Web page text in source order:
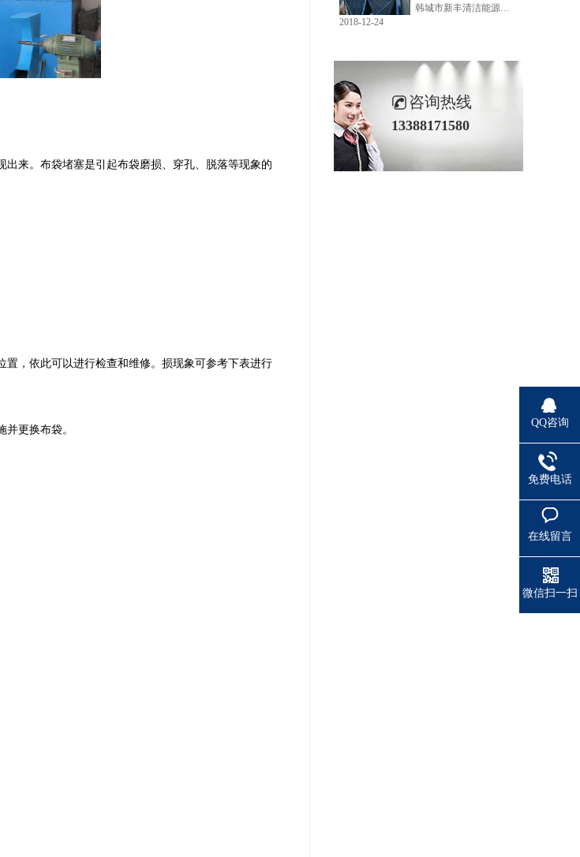
来。布袋堵塞是引起布袋磨损、穿孔、脱落等现象的
，依此可以进行检查和维修。损现象可参考下表进行
更换布袋。
韩城市新丰清洁能源科技有限公司隶属于上市公司黑猫焦化，焦炭输送线除尘系统于近期完美收官。该输送线共计500多米长，通过布置在高空走廊里的输送皮带连接为一条完整的生产线，过程分为投料、破碎、筛分、传送等工艺。整条输送线分四个转运站、两条分流线，将制备好的焦炭送入煤气生产工段。各个工艺阶段均有大量焦炭粉尘产生，这不仅严重影响现场职业卫生，而且因产尘点高，污染面覆盖范围广。
2018-12-24
咨询热线
13388171580
QQ咨询
免费电话
在线留言
微信扫一扫